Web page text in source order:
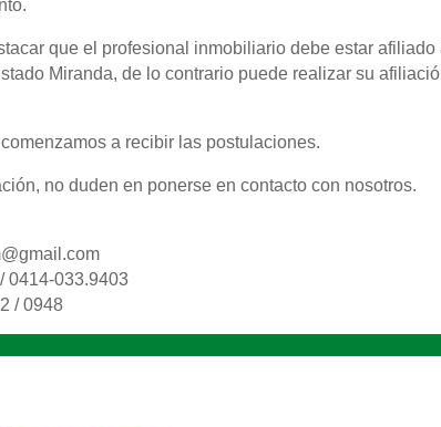
que el profesional inmobiliario debe estar afiliado
Miranda, de lo contrario puede realizar su
a recibir las postulaciones.
no duden en ponerse en contacto con nosotros.
0414-033.9403
/ 0948